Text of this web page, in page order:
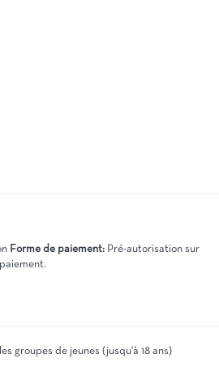
Forme de paiement: Pré-autorisation sur
groupes de jeunes (jusqu'à 18 ans)